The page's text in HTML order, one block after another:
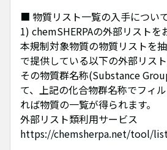
■ 物質リスト一覧の入手につい
1) chemSHERPAの外部リストを
本規制対象物質の物質リストを
で提供している以下の外部リス
その物質群名称(Substance
て、上記の化合物群名称でフィ
れば物質の一覧が得られます。
外部リスト類利用サービス
https://chemsherpa.net/tool/